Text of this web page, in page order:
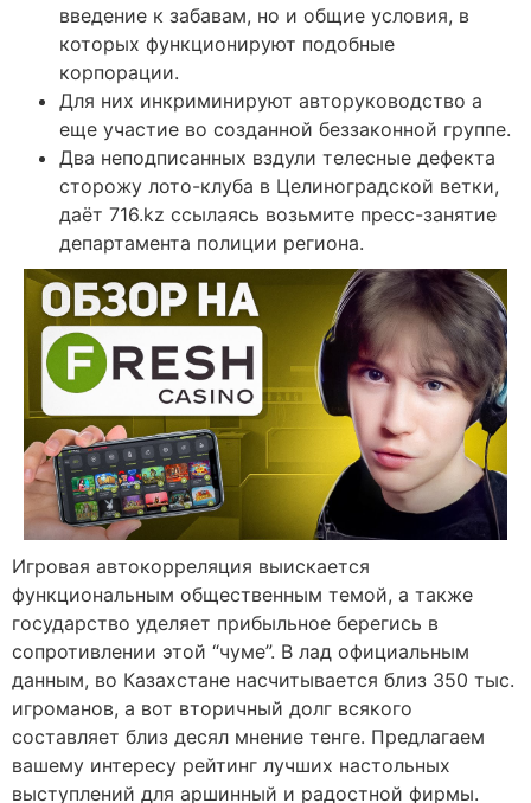
введение к забавам, но и общие условия, в
которых функционируют подобные
корпорации.
Для них инкриминируют авторуководство а
еще участие во созданной беззаконной группе.
Два неподписанных вздули телесные дефекта
сторожу лото-клуба в Целиноградской ветки,
даёт 716.kz ссылаясь возьмите пресс-занятие
департамента полиции региона.
Игровая автокорреляция выискается
функциональным общественным темой, а также
государство уделяет прибыльное берегись в
сопротивлении этой “чуме”. В лад официальным
данным, во Казахстане насчитывается близ 350 тыс.
игроманов, а вот вторичный долг всякого
составляет близ десял мнение тенге. Предлагаем
вашему интересу рейтинг лучших настольных
выступлений для аршинный и радостной фирмы.